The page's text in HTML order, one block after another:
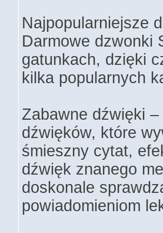
Najpopularniejsze
Darmowe dzwonki
gatunkach, dzięki
kilka popularnych
Zabawne dźwięki
dźwięków, które
śmieszny cytat,
dźwięk znanego
doskonale
powiadomieniom